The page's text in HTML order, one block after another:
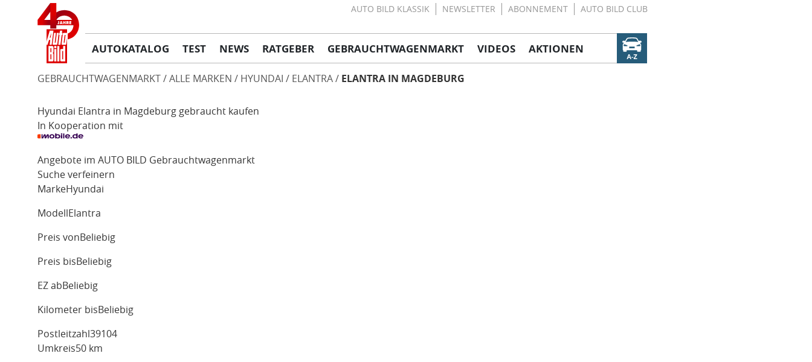
AUTO BILD KLASSIK NEWSLETTER ABONNEMENT AUTO BILD CLUB
AUTOKATALOG TEST NEWS RATGEBER GEBRAUCHTWAGENMARKT VIDEOS AKTIONEN
GEBRAUCHTWAGENMARKT ALLE MARKEN HYUNDAI ELANTRA ELANTRA IN MAGDEBURG
Hyundai Elantra in Magdeburg gebraucht kaufen
In Kooperation mit
Angebote im AUTO BILD Gebrauchtwagenmarkt
Suche verfeinern
MarkeHyundai
Modell Elantra
Preis von Beliebig
Preis bis Beliebig
EZ ab Beliebig
Kilometer bis Beliebig
Postleitzahl
Umkreis50 km